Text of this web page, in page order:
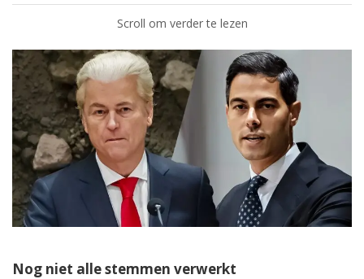
Scroll om verder te lezen
Nog niet alle stemmen verwerkt